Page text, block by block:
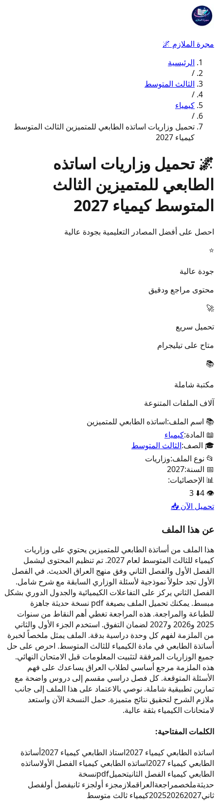
مجرة الملازم 🌌
الرئيسية
/
الثالث المتوسط
/
كيمياء
/
تحميل وزاريات اساتذه الطابعي للمتميزين الثالث المتوسط
كيمياء 2027
🌌 تحميل وزاريات اساتذه
الطابعي للمتميزين الثالث
المتوسط كيمياء 2027
احصل على أفضل المصادر التعليمية بجودة عالية
⭐
جودة عالية
محتوى مراجع ودقيق
🚀
تحميل سريع
متاح على تيليجرام
📚
مكتبة شاملة
آلاف الملفات المتنوعة
📚 اسم الملف:اساتذه الطابعي للمتميزين
📖 المادة:كيمياء
🎓 الصف:الثالث المتوسط
📂 نوع الملف:وزاريات
📅 السنة:2027
📊 الإحصائيات:
👁️
4
⬇️
3
تحميل الآن 📥
عن هذا الملف
هذا الملف من أساتذة الطابعي للمتميزين يحتوي على وزاريات
كيمياء للثالث المتوسط لعام 2027. تم تنظيم المحتوى ليشمل
الفصل الأول والفصل الثاني وفق منهج العراق الحديث. في الفصل
الأول تجد حلولاً نموذجية لأسئلة الوزاري السابقة مع شرح شامل.
الفصل الثاني يركز على التفاعلات الكيميائية والجدول الدوري بشكل
مبسط. يمكنك تحميل الملف بصيغة pdf نسخة حديثة جاهزة
للطباعة والمراجعة. هذه المراجعة تغطي أهم النقاط من سنوات
2025 و2026 و2027 لضمان التفوق. استخدم الجزء الأول والثاني
من الملزمة لفهم كل وحدة دراسية بدقة. الملف يمثل ملخصاً لخبرة
أساتذة الطابعي في مادة الكيمياء للثالث المتوسط. احرص على حل
جميع الوزاريات المرفقة لتثبيت المعلومات قبل الامتحان النهائي.
هذه الملزمة مرجع أساسي لطلاب العراق يساعدك على فهم
الأسئلة المتوقعة. كل فصل دراسي مقسم إلى دروس واضحة مع
تمارين تطبيقية شاملة. نوصي بالاعتماد على هذا الملف إلى جانب
ملازم الشرح لتحقيق نتائج متميزة. حمل النسخة الآن واستعد
لامتحانات الكيمياء بثقة عالية.
الكلمات المفتاحية:
اساتذه الطابعي كيمياء 2027
استاذ الطابعي كيمياء 2027
أساتذة
الطابعي كيمياء 2027
اساتذه الطابعي كيمياء الفصل الأولاساتذه
الطابعي كيمياء الفصل الثانيتحميلpdfنسخة
حديثةملخصمراجعةالعراقملازمجزء أولجزء ثانيفصل أولفصل
ثاني
202520262027 كيمياء ثالث متوسط